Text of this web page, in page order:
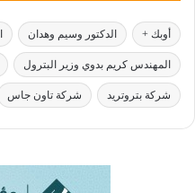
أوبك + الدكتور وسيم وهدان
المهندس كريم بدوي وزير البترول
شركة بتروتريد شركة تاون جاس